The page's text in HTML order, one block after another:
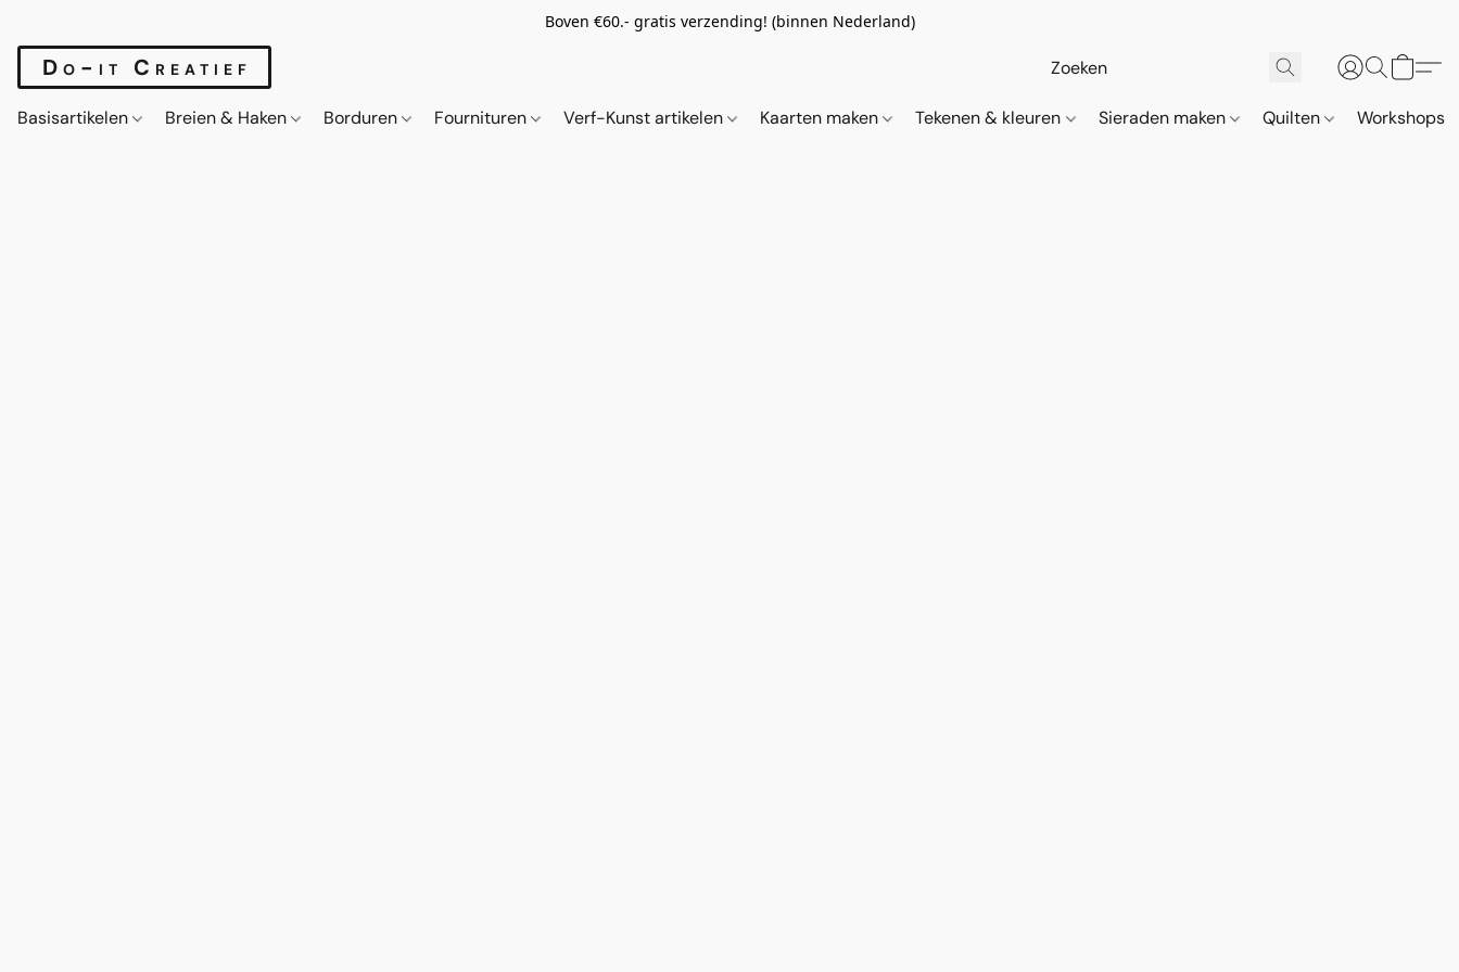
Boven €60.- gratis verzending! (binnen Nederland)
Do-it Creatief
Basisartikelen Breien & Haken Borduren Fournituren Verf-Kunst artikelen Kaarten maken Tekenen & kleuren Sieraden maken Quilten Workshops